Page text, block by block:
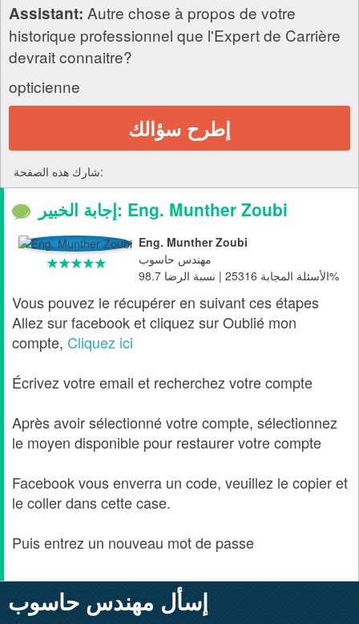
Assistant: Autre chose à propos de votre
historique professionnel que l'Expert de Carrière
devrait connaitre?
opticienne
إطرح سؤالك
شارك هذه الصفحة:
إجابة الخبير: Eng. Munther Zoubi
Eng. Munther Zoubi
مهندس حاسوب
الأسئلة المجابة 25316 | نسبة الرضا 98.7%
Vous pouvez le récupérer en suivant ces étapes
Allez sur facebook et cliquez sur Oublié mon
compte, Cliquez ici
Écrivez votre email et recherchez votre compte
Après avoir sélectionné votre compte, sélectionnez
le moyen disponible pour restaurer votre compte
Facebook vous enverra un code, veuillez le copier et
le coller dans cette case.
Puis entrez un nouveau mot de passe
إسأل مهندس حاسوب